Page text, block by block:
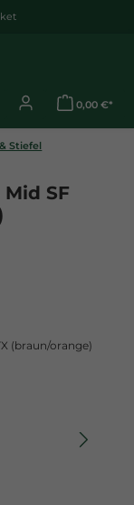
0,00 €*
Stiefel
SF